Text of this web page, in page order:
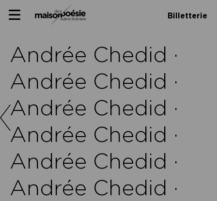
Panneau de gestion des cookies
to
Primary
Billetterie
Andrée Chedid ·
Andrée Chedid ·
Andrée Chedid ·
Andrée Chedid ·
Andrée Chedid ·
Andrée Chedid ·